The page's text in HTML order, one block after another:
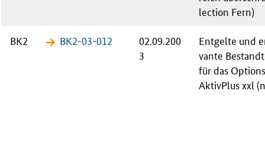
lec­ti­on Fern)
BK2 BK2-03-​012
02.09.200
3
Ent­gel­te und
van­te
für das
Ak­tiv­Plus xxl